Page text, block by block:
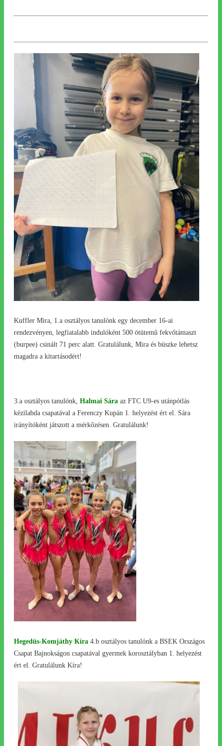
Kuffler Mira, 1.a osztályos tanulónk egy december 16-ai
rendezvényen, legfiatalabb indulóként 500 ötütemű fekvőtámaszt
(burpee) csinált 71 perc alatt. Gratulálunk, Mira és büszke lehetsz
magadra a kitartásodért!
3.a osztályos tanulónk, Halmai Sára az FTC U9-es utánpótlás
kézilabda csapatával a Ferenczy Kupán 1. helyezést ért el. Sára
irányítóként játszott a mérkőzésen. Gratulálunk!
Hegedüs-Komjáthy Kíra 4.b osztályos tanulónk a BSEK Országos
Csapat Bajnokságon csapatával gyermek korosztályban 1. helyezést
ért el. Gratulálunk Kíra!